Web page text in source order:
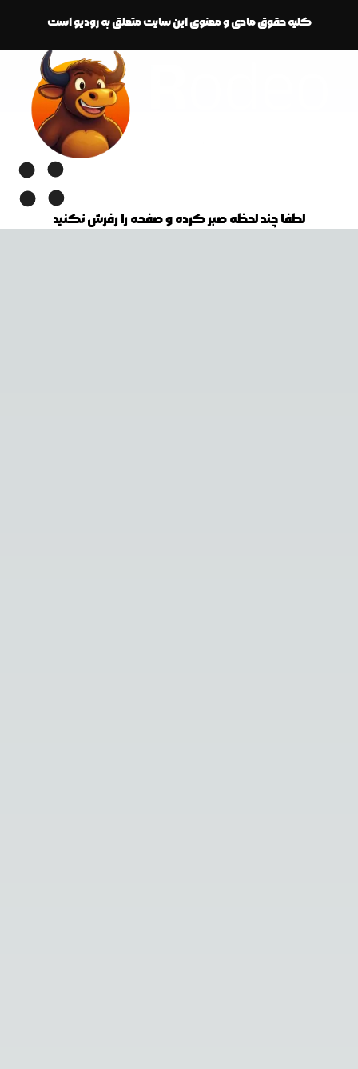
کلیه حقوق مادی و معنوی این سایت متعلق به رودیو است
لطفا چند لحظه صبر کرده و صفحه را رفرش نکنید